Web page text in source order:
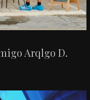
Arqlgo D.